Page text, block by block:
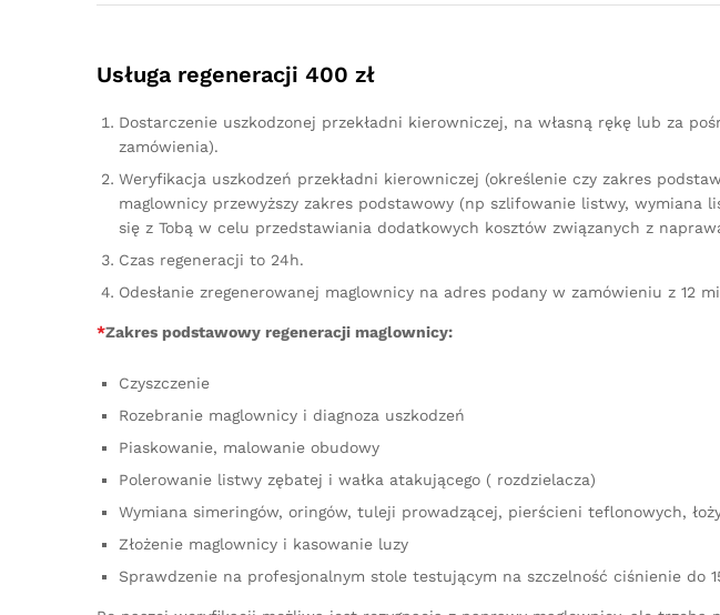
Usługa regeneracji 400 zł
Dostarczenie uszkodzonej przekładni kierowniczej, na własną rękę lub za
zamówienia).
Weryfikacja uszkodzeń przekładni kierowniczej (określenie czy zakres
maglownicy przewyższy zakres podstawowy (np szlifowanie listwy,
się z Tobą w celu przedstawiania dodatkowych kosztów związanych z
Czas regeneracji to 24h.
Odesłanie zregenerowanej maglownicy na adres podany w zamówieniu z 12
*Zakres podstawowy regeneracji maglownicy:
Czyszczenie
Rozebranie maglownicy i diagnoza uszkodzeń
Piaskowanie, malowanie obudowy
Polerowanie listwy zębatej i wałka atakującego ( rozdzielacza)
Wymiana simeringów, oringów, tuleji prowadzącej, pierścieni teflonowych,
Złożenie maglownicy i kasowanie luzy
Sprawdzenie na profesjonalnym stole testującym na szczelność ciśnienie